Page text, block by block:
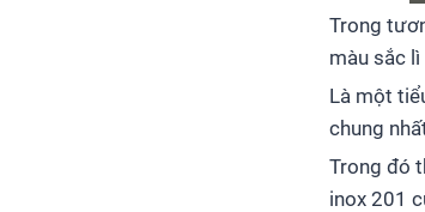
Trong
màu sắc
Là một
chung
Trong đó
inox 201